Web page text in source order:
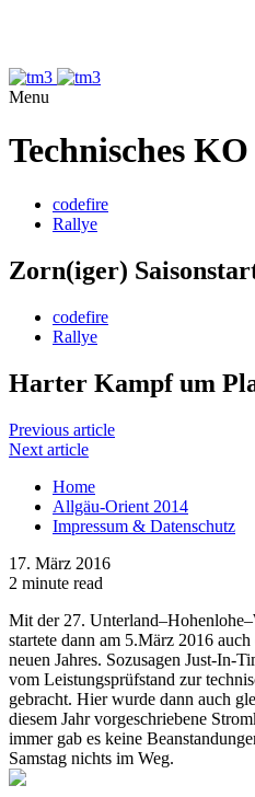
Menu
Technisches
codefire
Rallye
Zorn(iger)
codefire
Rallye
Harter Kampf um
Previous article
Next article
Home
Allgäu-Orient 2014
Impressum & Datenschutz
17. März 2016
2 minute read
Mit der 27.
startete dann am 5.März 2016
neuen Jahres. Sozusagen Just-In-
vom Leistungsprüfstand zur
gebracht. Hier wurde dann auch
diesem Jahr vorgeschriebene
immer gab es keine
Samstag nichts im Weg.